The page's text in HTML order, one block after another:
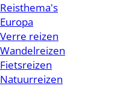
Reisthema's
Europa
Verre reizen
Wandelreizen
Fietsreizen
Natuurreizen